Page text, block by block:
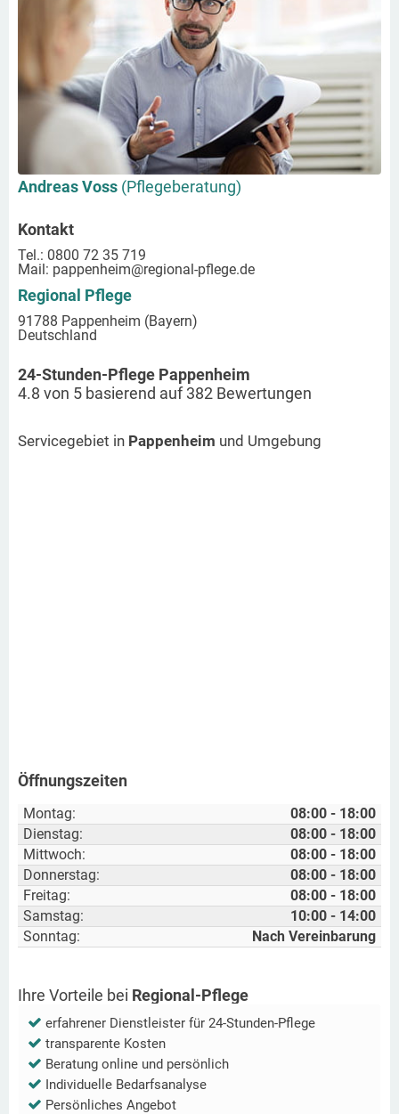
Andreas Voss (Pflegeberatung)
Kontakt
Tel.: 0800 72 35 719
Mail: pappenheim@regional-pflege.de
Regional Pflege
91788 Pappenheim (Bayern)
Deutschland
24-Stunden-Pflege Pappenheim
4.8 von 5 basierend auf382 Bewertungen
Servicegebiet in Pappenheim und Umgebung
Öffnungszeiten
Montag:
08:00 - 18:00
Dienstag:
08:00 - 18:00
Mittwoch:
08:00 - 18:00
Donnerstag:
08:00 - 18:00
Freitag:
08:00 - 18:00
Samstag:
10:00 - 14:00
Sonntag:
Nach Vereinbarung
Ihre Vorteile bei Regional-Pflege
erfahrener Dienstleister für 24-Stunden-Pflege
transparente Kosten
Beratung online und persönlich
Individuelle Bedarfsanalyse
Persönliches Angebot